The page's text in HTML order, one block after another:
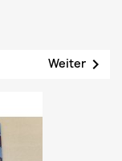
Weiter 